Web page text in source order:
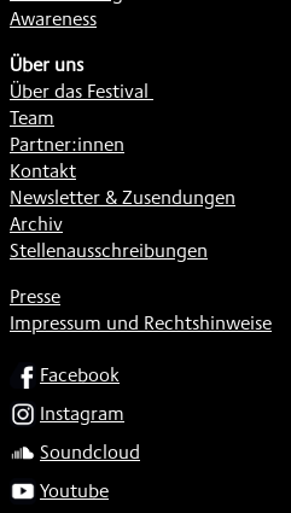
Awareness
Über uns
Über das Festival
Team
Partner:innen
Kontakt
Newsletter & Zusendungen
Archiv
Stellenausschreibungen
Presse
Impressum und Rechtshinweise
SOCIALFacebook
Instagram
Soundcloud
Youtube